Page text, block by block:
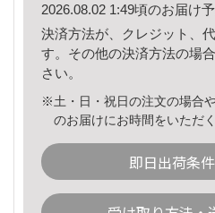
2026.08.02 1:49頃のお届け予
決済方法が、クレジット、
す。その他の決済方法の場
さい。
※土・日・祝日の注文の場合
のお届けにお時間をいただ
即日出荷条